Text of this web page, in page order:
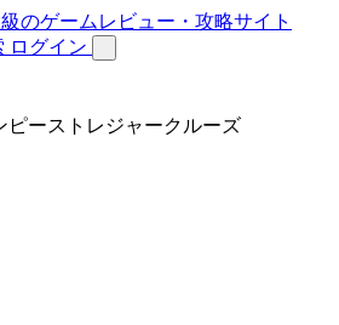
ログイン
ピーストレジャークルーズ